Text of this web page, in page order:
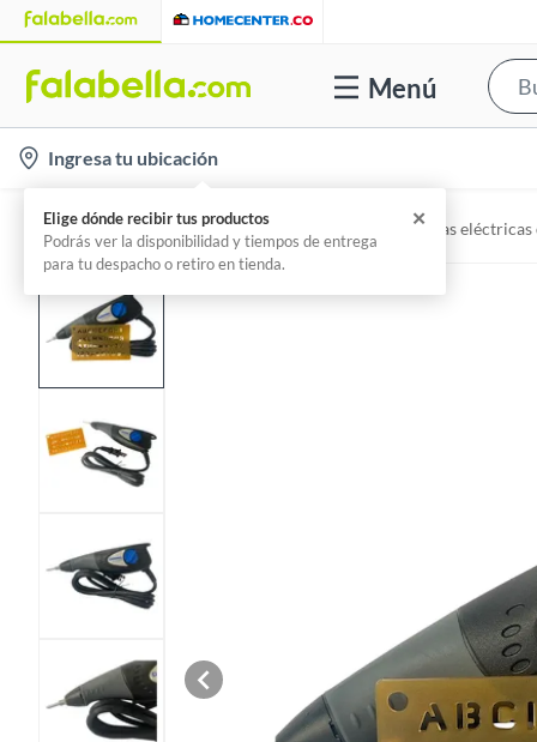
Menú
Ingresa tu ubicación
Elige dónde recibir tus productos
Podrás ver la disponibilidad y tiempos de entrega
para tu despacho o retiro en tienda.
✕
Home Herramientas y máquinas - Herramientas eléctricas